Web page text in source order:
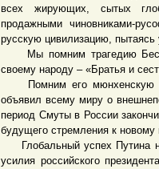
всех жирующих, сытых
продажными чиновниками-
русскую цивилизацию,
Мы помним трагедию
своему народу – «Братья и
Помним его мюнхенскую
объявил всему миру о
период Смуты в России
будущего стремления к
Глобальный успех Путина
усилия российского